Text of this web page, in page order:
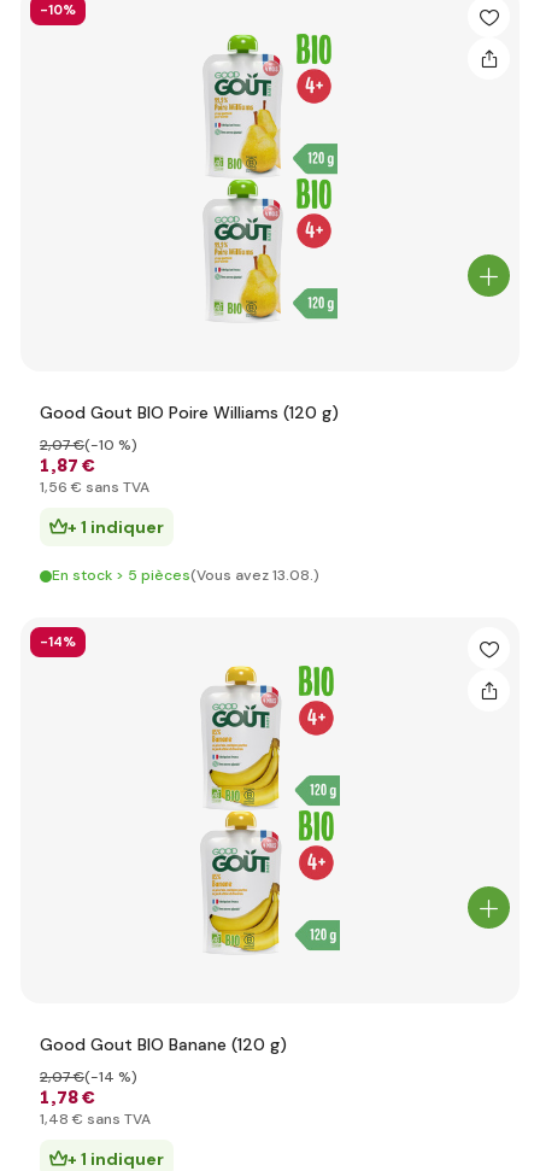
-10%
Good Gout BIO Poire Williams (120 g)
1,87 €
2,07 €(-10 %)
1,56 € sans TVA
+ 1 indiquer
En stock > 5 pièces(Vous avez 13.08.)
-14%
Good Gout BIO Banane (120 g)
1,78 €
2,07 €(-14 %)
1,48 € sans TVA
+ 1 indiquer